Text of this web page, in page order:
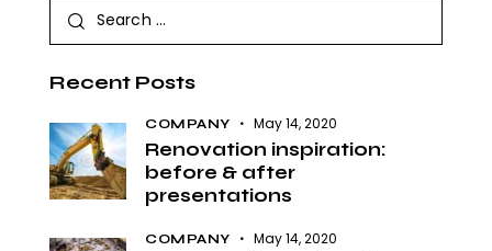
Recent Posts
COMPANY May 14, 2020
Renovation inspiration:
before & after
presentations
COMPANY May 14, 2020